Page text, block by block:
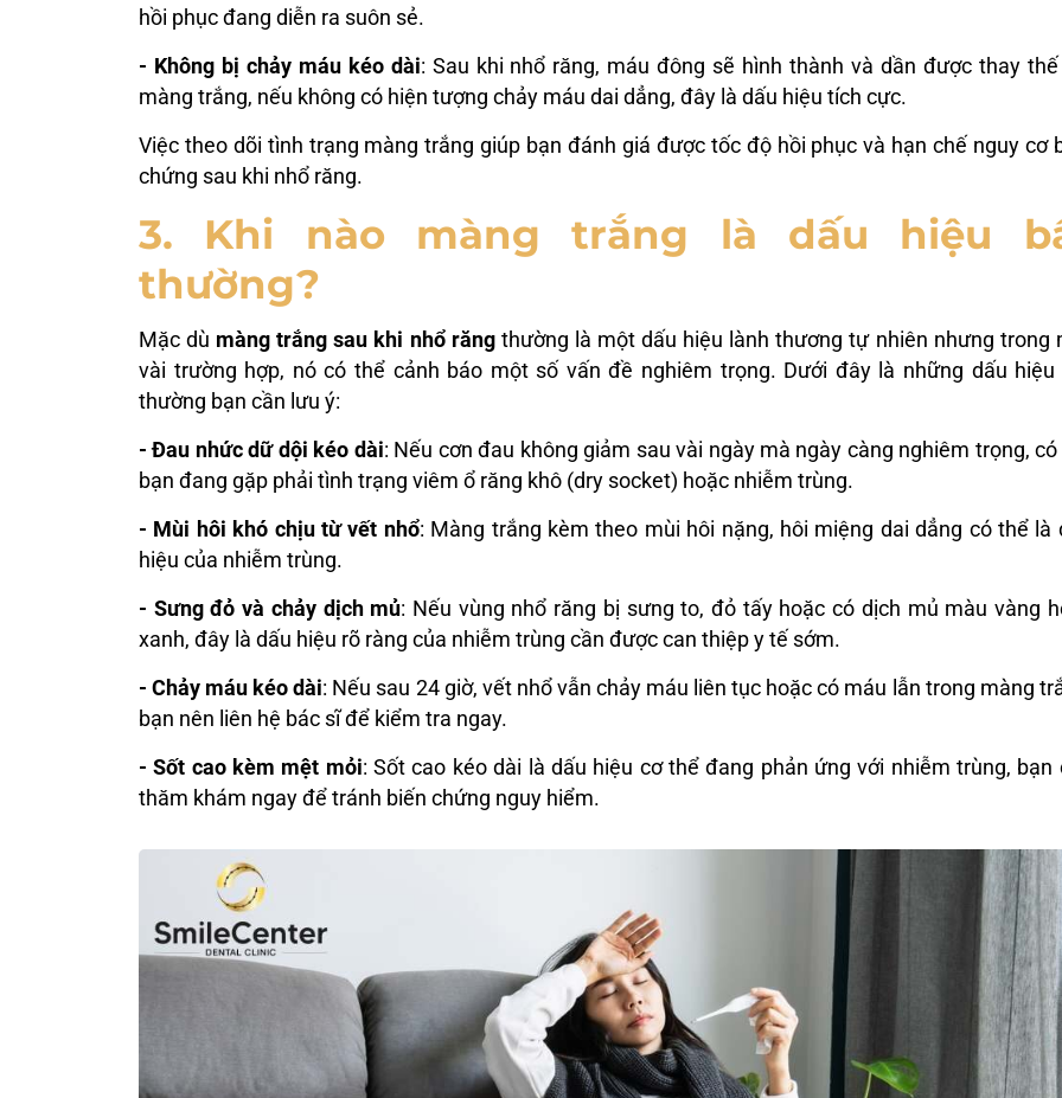
hồi phục đang diễn ra suôn sẻ.
- Không bị chảy máu kéo dài: Sau khi nhổ răng, máu đông sẽ hình thành và dần được thay
màng trắng, nếu không có hiện tượng chảy máu dai dẳng, đây là dấu hiệu tích cực.
Việc theo dõi tình trạng màng trắng giúp bạn đánh giá được tốc độ hồi phục và hạn chế nguy cơ
chứng sau khi nhổ răng.
3. Khi nào màng trắng là dấu hiệu
thường?
Mặc dù màng trắng sau khi nhổ răngthường là một dấu hiệu lành thương tự nhiên nhưng trong
vài trường hợp, nó có thể cảnh báo một số vấn đề nghiêm trọng. Dưới đây là những dấu hiệu
thường bạn cần lưu ý:
- Đau nhức dữ dội kéo dài: Nếu cơn đau không giảm sau vài ngày mà ngày càng nghiêm trọng,
bạn đang gặp phải tình trạng viêm ổ răng khô (dry socket) hoặc nhiễm trùng.
- Mùi hôi khó chịu từ vết nhổ: Màng trắng kèm theo mùi hôi nặng, hôi miệng dai dẳng có thể là
hiệu của nhiễm trùng.
- Sưng đỏ và chảy dịch mủ: Nếu vùng nhổ răng bị sưng to, đỏ tấy hoặc có dịch mủ màu vàng
xanh, đây là dấu hiệu rõ ràng của nhiễm trùng cần được can thiệp y tế sớm.
- Chảy máu kéo dài: Nếu sau 24 giờ, vết nhổ vẫn chảy máu liên tục hoặc có máu lẫn trong màng
bạn nên liên hệ bác sĩ để kiểm tra ngay.
- Sốt cao kèm mệt mỏi: Sốt cao kéo dài là dấu hiệu cơ thể đang phản ứng với nhiễm trùng, bạn
thăm khám ngay để tránh biến chứng nguy hiểm.